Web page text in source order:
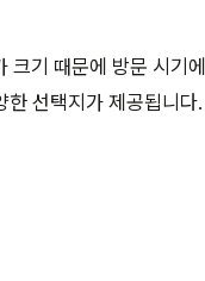
크기 때문에 방문 시기에
한 선택지가 제공됩니다.